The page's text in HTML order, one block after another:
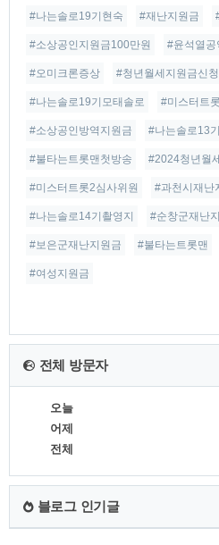
#나는솔로19기현숙 #재난지원금
#소상공인지원금100만원 #윤석열공
#오미크론증상 #청년월세지원금신청
#나는솔로19기모태솔로 #미스터트
#소상공인방역지원금 #나는솔로13
#불타는트롯맨첫방송 #2024청년월
#미스터트롯2심사위원 #과천시재난
#나는솔로14기촬영지 #순창군재난
#보은군재난지원금 #불타는트롯맨
#여성지원금
전체 방문자
오늘
어제
전체
블로그 인기글